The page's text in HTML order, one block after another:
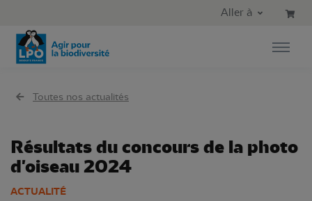
Aller au menu principal
Aller à
Toutes nos actualités
Résultats du concours de la photo
d'oiseau 2024
ACTUALITÉ